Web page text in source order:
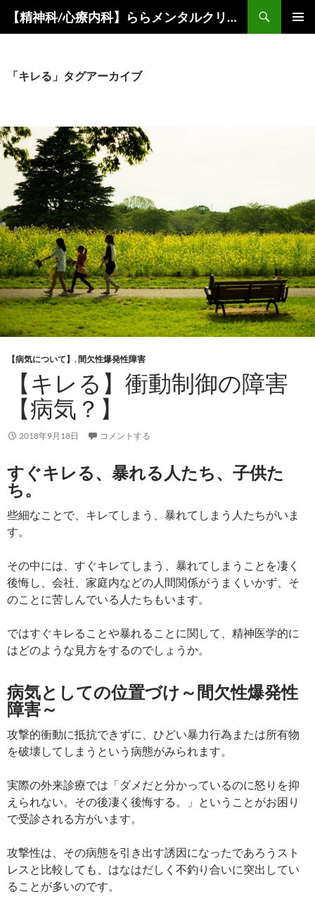
キ
ッ
プ
【精神科/心療内科】ららメンタルクリニック
「キレる」タグアーカイブ
【病気について】 ,間欠性爆発性障害
【キレる】衝動制御の障害
【病気？】
2018年9月18日 コメントする
すぐキレる、暴れる人たち、子供た
ち。
些細なことで、キレてしまう、暴れてしまう人たちがいま
す。
その中には、すぐキレてしまう、暴れてしまうことを凄く
後悔し、会社、家庭内などの人間関係がうまくいかず、そ
のことに苦しんでいる人たちもいます。
ではすぐキレることや暴れることに関して、精神医学的に
はどのような見方をするのでしょうか。
病気としての位置づけ～間欠性爆発性
障害～
攻撃的衝動に抵抗できずに、ひどい暴力行為または所有物
を破壊してしまうという病態がみられます。
実際の外来診療では「ダメだと分かっているのに怒りを抑
えられない。その後凄く後悔する。」ということがお困り
で受診される方がいます。
攻撃性は、その病態を引き出す誘因になったであろうスト
レスと比較しても、はなはだしく不釣り合いに突出してい
ることが多いのです。